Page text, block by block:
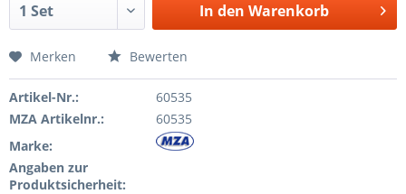
In den Warenkorb
Merken Bewerten
Artikel-Nr.:
60535
MZA Artikelnr.:
60535
Marke:
Angaben zur
Produktsicherheit: